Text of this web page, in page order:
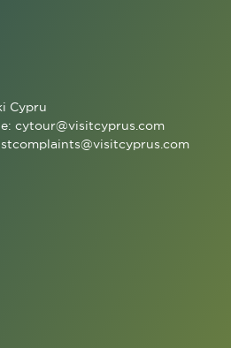
Cypru
cytour@visitcyprus.com